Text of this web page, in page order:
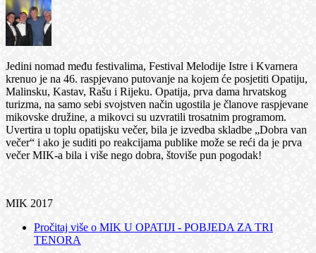
Jedini nomad među festivalima, Festival Melodije Istre i Kvarnera
krenuo je na 46. raspjevano putovanje na kojem će posjetiti Opatiju,
Malinsku, Kastav, Rašu i Rijeku. Opatija, prva dama hrvatskog
turizma, na samo sebi svojstven način ugostila je članove raspjevane
mikovske družine, a mikovci su uzvratili trosatnim programom.
Uvertira u toplu opatijsku večer, bila je izvedba skladbe „Dobra van
večer“ i ako je suditi po reakcijama publike može se reći da je prva
večer MIK-a bila i više nego dobra, štoviše pun pogodak!
MIK 2017
Pročitaj više o MIK U OPATIJI - POBJEDA ZA TRI
TENORA